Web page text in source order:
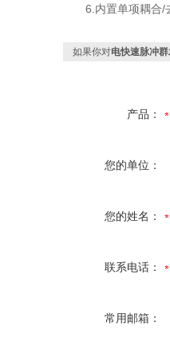
6.内置单项耦合/
如果你对电快速脉冲
产品：
您的单位：
您的姓名：
联系电话：
常用邮箱：